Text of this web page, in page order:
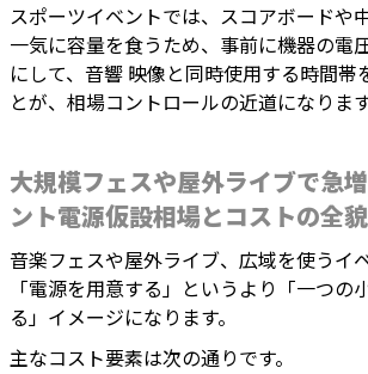
スポーツイベントでは、スコアボードや
一気に容量を食うため、事前に機器の電
にして、音響 映像と同時使用する時間帯
とが、相場コントロールの近道になります
大規模フェスや屋外ライブで急
ント電源仮設相場とコストの全貌
音楽フェスや屋外ライブ、広域を使うイ
「電源を用意する」というより「一つの
る」イメージになります。
主なコスト要素は次の通りです。